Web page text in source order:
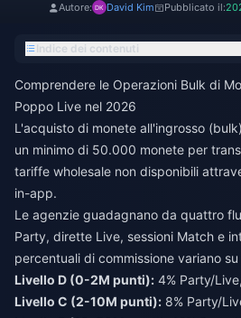
Autore: David Kim Pubblicato il:
Indice dei contenuti
Comprendere le Operazioni Bulk di
Poppo Live nel 2026
L'acquisto di monete all'ingrosso
un minimo di 50.000 monete per
tariffe wholesale non disponibili
in-app.
Le agenzie guadagnano da quattro
Party, dirette Live, sessioni Match e
percentuali di commissione variano
Livello D (0-2M punti): 4% Party/
Livello C (2-10M punti): 8% Party/